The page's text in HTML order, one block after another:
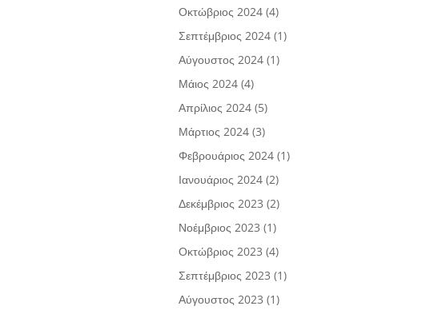
Οκτώβριος 2024 (4)
Σεπτέμβριος 2024 (1)
Αύγουστος 2024 (1)
Μάιος 2024 (4)
Απρίλιος 2024 (5)
Μάρτιος 2024 (3)
Φεβρουάριος 2024 (1)
Ιανουάριος 2024 (2)
Δεκέμβριος 2023 (2)
Νοέμβριος 2023 (1)
Οκτώβριος 2023 (4)
Σεπτέμβριος 2023 (1)
Αύγουστος 2023 (1)